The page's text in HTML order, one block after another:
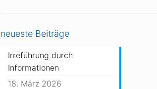
neueste Beiträge
Irreführung durch
Informationen
18. März 2026